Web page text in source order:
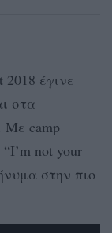
2018 έγινε
στα
Με camp
not your
στην πιο